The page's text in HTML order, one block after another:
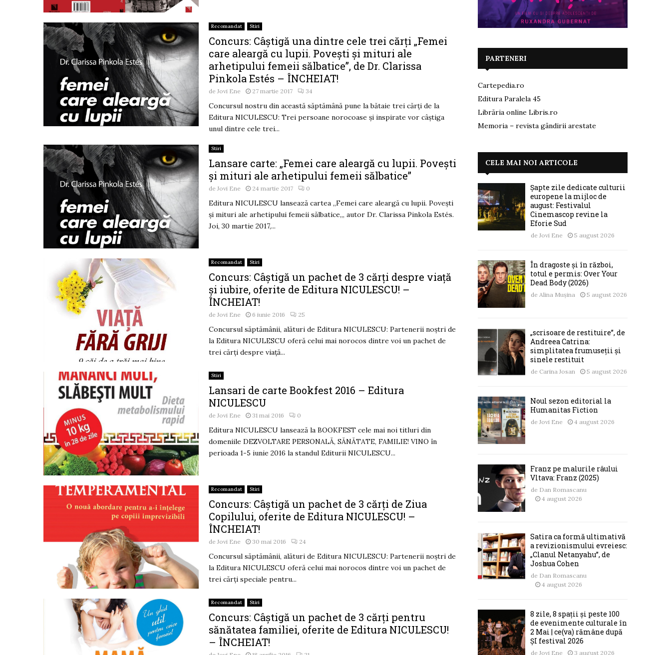
Recomandat Stiri
Concurs: Câștigă una dintre cele trei cărți „Femei
care aleargă cu lupii. Poveşti şi mituri ale
arhetipului femeii sălbatice”, de Dr. Clarissa
Pinkola Estés – ÎNCHEIAT!
deJovi Ene 27 martie 2017 34
Concursul nostru din această săptămână pune la bătaie trei cărți de la
Editura NICULESCU: Trei persoane norocoase și inspirate vor câștiga
unul dintre cele trei...
Stiri
Lansare carte: „Femei care aleargă cu lupii. Poveşti
şi mituri ale arhetipului femeii sălbatice”
deJovi Ene 24 martie 2017 0
Editura NICULESCU lansează cartea „Femei care aleargă cu lupii. Poveşti
şi mituri ale arhetipului femeii sălbatice„, autor Dr. Clarissa Pinkola Estés.
Joi, 30 martie 2017,...
Recomandat Stiri
Concurs: Câștigă un pachet de 3 cărți despre viață
și iubire, oferite de Editura NICULESCU! –
ÎNCHEIAT!
de Jovi Ene 6 iunie 2016 25
Concursul săptămânii, alături de Editura NICULESCU: Partenerii noștri de
la Editura NICULESCU oferă celui mai norocos dintre voi un pachet de
trei cărți despre viață...
Stiri
Lansari de carte Bookfest 2016 – Editura
NICULESCU
deJovi Ene 31 mai 2016 0
Editura NICULESCU lansează la BOOKFEST cele mai noi titluri din
domeniile DEZVOLTARE PERSONALĂ, SĂNĂTATE, FAMILIE! VINO în
perioada 1-5 iunie 2016 la standul Editurii NICULESCU...
Recomandat Stiri
Concurs: Câștigă un pachet de 3 cărți de Ziua
Copilului, oferite de Editura NICULESCU! –
ÎNCHEIAT!
de Jovi Ene 30 mai 2016 24
Concursul săptămânii, alături de Editura NICULESCU: Partenerii noștri de
la Editura NICULESCU oferă celui mai norocos dintre voi un pachet de
trei cărți speciale pentru...
Recomandat Stiri
Concurs: Câștigă un pachet de 3 cărți pentru
sănătatea familiei, oferite de Editura NICULESCU!
– ÎNCHEIAT!
PARTENERI
Cartepedia.ro
Editura Paralela 45
Librăria online Libris.ro
Memoria – revista gândirii arestate
CELE MAI NOI ARTICOLE
Șapte zile dedicate culturii
europene la mijloc de
august: Festivalul
Cinemascop revine la
Eforie Sud
de Jovi Ene 5 august 2026
În dragoste și în război,
totul e permis: Over Your
Dead Body (2026)
de Alina Mușina 5 august 2026
„scrisoare de restituire”, de
Andreea Catrina:
simplitatea frumuseții și
sinele restituit
de Carina Josan 5 august 2026
Noul sezon editorial la
Humanitas Fiction
de Jovi Ene 4 august 2026
Franz pe malurile râului
Vltava: Franz (2025)
de Dan Romascanu
4 august 2026
Satira ca formă ultimativă
a revizionismului evreiesc:
„Clanul Netanyahu”, de
Joshua Cohen
de Dan Romascanu
4 august 2026
8 zile, 8 spații și peste 100
de evenimente culturale în
2 Mai | ce(va) rămâne după
ȘI festival 2026
de Jovi Ene 3 august 2026